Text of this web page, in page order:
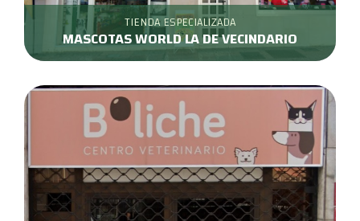
TIENDA ESPECIALIZADA
MASCOTAS WORLD LA DE VECINDARIO